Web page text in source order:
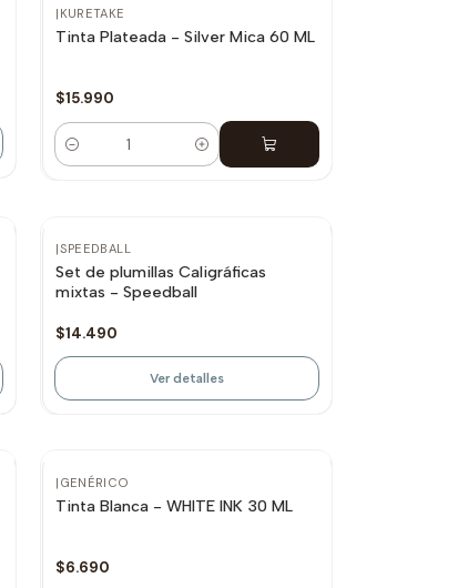
| KURETAKE
Tinta Plateada - Silver Mica 60 ML
$15.990
Cantidad
Agotado
|SPEEDBALL
Set de plumillas Caligráficas
mixtas - Speedball
$14.490
Ver detalles
Agotado
| GENÉRICO
Tinta Blanca - WHITE INK 30 ML
$6.690